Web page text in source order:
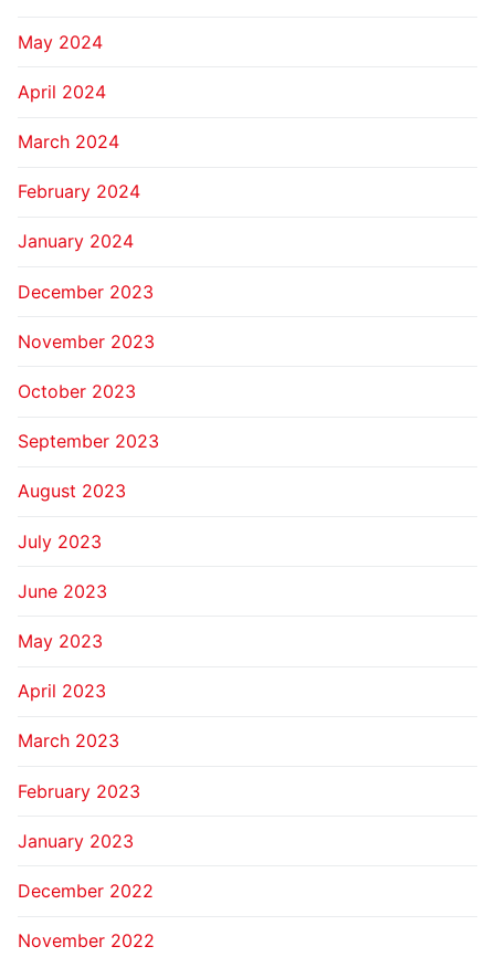
May 2024
April 2024
March 2024
February 2024
January 2024
December 2023
November 2023
October 2023
September 2023
August 2023
July 2023
June 2023
May 2023
April 2023
March 2023
February 2023
January 2023
December 2022
November 2022